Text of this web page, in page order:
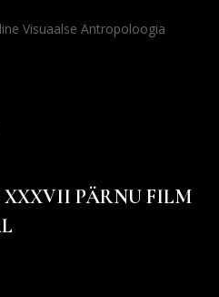
Visuaalse Antropoloogia
XXXVII PÄRNU FILM